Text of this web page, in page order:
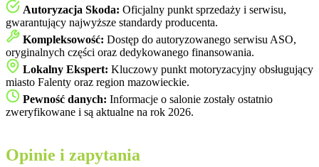
Autoryzacja Skoda: Oficjalny punkt sprzedaży i serwisu,
gwarantujący najwyższe standardy producenta.
Kompleksowość: Dostęp do autoryzowanego serwisu ASO,
oryginalnych części oraz dedykowanego finansowania.
Lokalny Ekspert: Kluczowy punkt motoryzacyjny obsługujący
miasto Falenty oraz region mazowieckie.
Pewność danych: Informacje o salonie zostały ostatnio
zweryfikowane i są aktualne na rok 2026.
Opinie i zapytania